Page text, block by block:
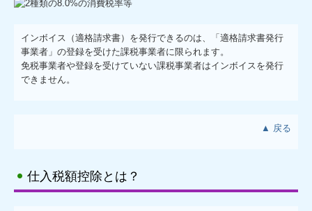
インボイス（適格請求書）を発行できるのは、「適格請求書発行
事業者」の登録を受けた課税事業者に限られます。
免税事業者や登録を受けていない課税事業者はインボイスを発行
できません。
▲ 戻る
仕入税額控除とは？